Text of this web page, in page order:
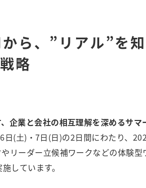
ら、”リアル”を
略
企業と会社の相互理解を深めるサ
(土)・7日(日)の2日間にわたり、
リーダー立候補ワークなどの体験
しています。